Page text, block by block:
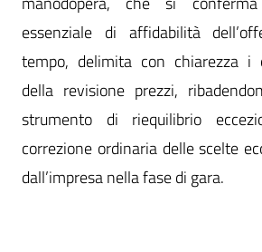
essenziale di affidabilità
tempo, delimita con chiarezza i
della revisione prezzi,
strumento di riequilibrio
correzione ordinaria delle scelte
dall’impresa nella fase di gara.